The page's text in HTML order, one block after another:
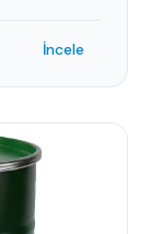
İncele